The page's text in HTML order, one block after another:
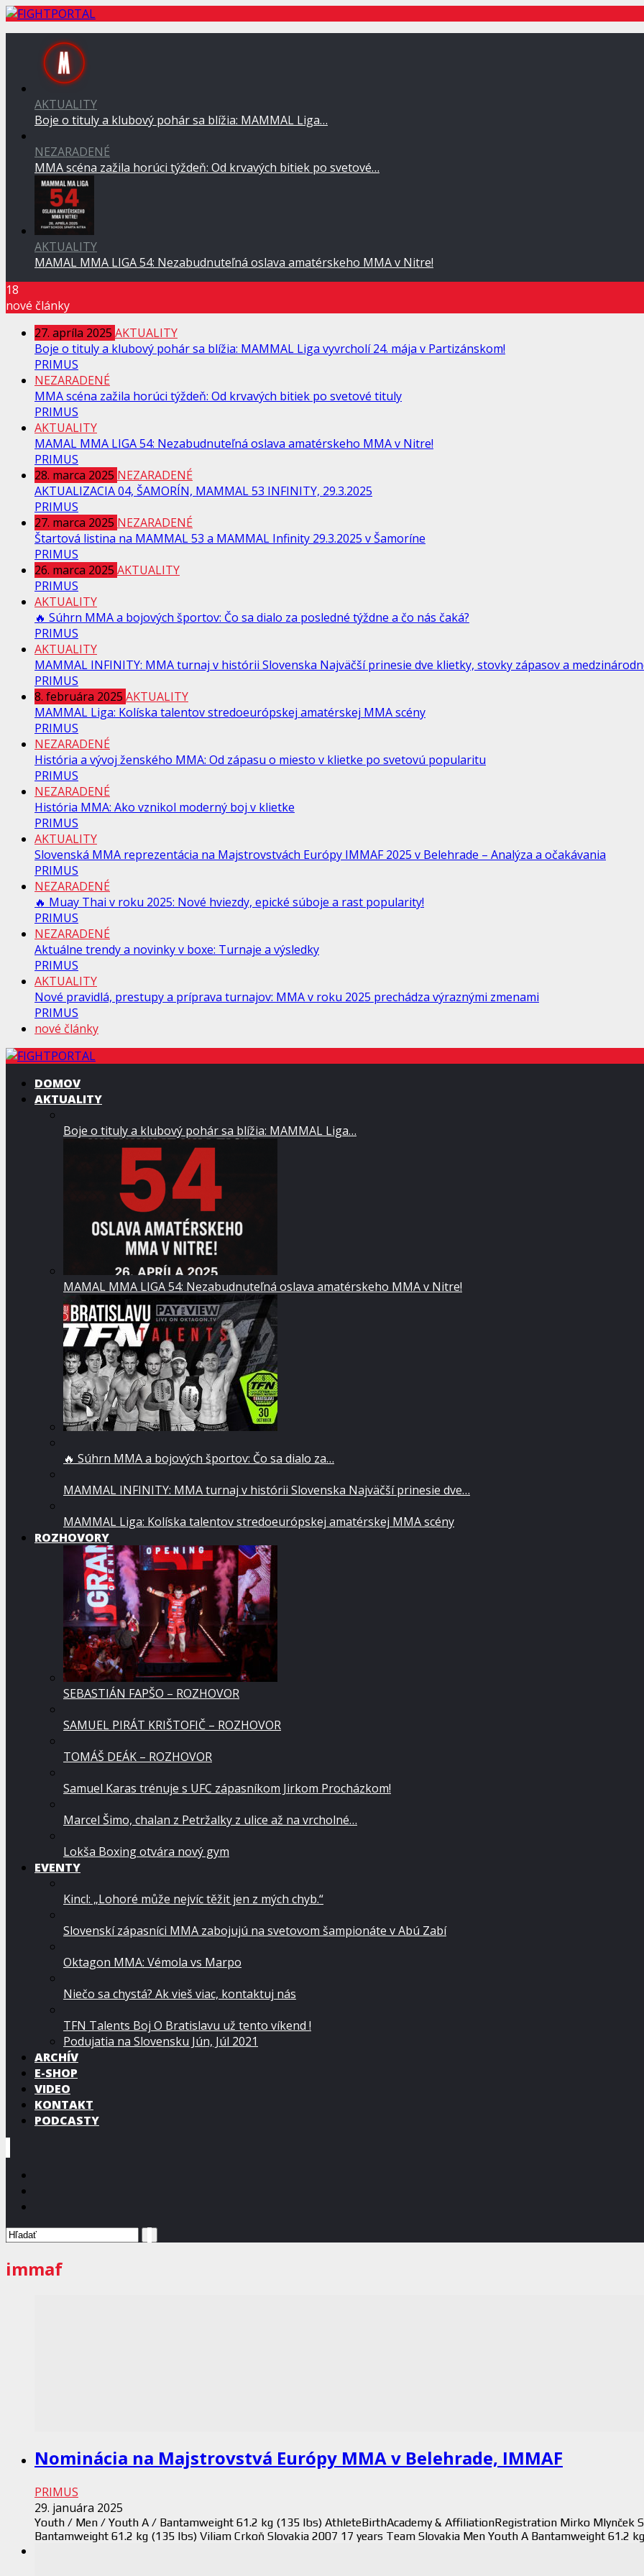
AKTUALITY
Boje o tituly a klubový pohár sa blížia: MAMMAL Liga…
NEZARADENÉ
MMA scéna zažila horúci týždeň: Od krvavých bitiek po svetové…
AKTUALITY
MAMAL MMA LIGA 54: Nezabudnuteľná oslava amatérskeho MMA v Nitre!
18
nové články
27. apríla 2025 AKTUALITY
Boje o tituly a klubový pohár sa blížia: MAMMAL Liga vyvrcholí 24. mája v Partizánskom!
PRIMUS
NEZARADENÉ
MMA scéna zažila horúci týždeň: Od krvavých bitiek po svetové tituly
PRIMUS
AKTUALITY
MAMAL MMA LIGA 54: Nezabudnuteľná oslava amatérskeho MMA v Nitre!
PRIMUS
28. marca 2025 NEZARADENÉ
AKTUALIZACIA 04, ŠAMORÍN, MAMMAL 53 INFINITY, 29.3.2025
PRIMUS
27. marca 2025 NEZARADENÉ
Štartová listina na MAMMAL 53 a MAMMAL Infinity 29.3.2025 v Šamoríne
PRIMUS
26. marca 2025 AKTUALITY
PRIMUS
AKTUALITY
🔥 Súhrn MMA a bojových športov: Čo sa dialo za posledné týždne a čo nás čaká?
PRIMUS
AKTUALITY
MAMMAL INFINITY: MMA turnaj v histórii Slovenska Najväčší prinesie dve klietky, stovky zápasov a
PRIMUS
8. februára 2025 AKTUALITY
MAMMAL Liga: Kolíska talentov stredoeurópskej amatérskej MMA scény
PRIMUS
NEZARADENÉ
História a vývoj ženského MMA: Od zápasu o miesto v klietke po svetovú popularitu
PRIMUS
NEZARADENÉ
História MMA: Ako vznikol moderný boj v klietke
PRIMUS
AKTUALITY
Slovenská MMA reprezentácia na Majstrovstvách Európy IMMAF 2025 v Belehrade – Analýza a očakávania
PRIMUS
NEZARADENÉ
🔥 Muay Thai v roku 2025: Nové hviezdy, epické súboje a rast popularity!
PRIMUS
NEZARADENÉ
Aktuálne trendy a novinky v boxe: Turnaje a výsledky
PRIMUS
AKTUALITY
Nové pravidlá, prestupy a príprava turnajov: MMA v roku 2025 prechádza výraznými zmenami
PRIMUS
nové články
DOMOV
AKTUALITY
Boje o tituly a klubový pohár sa blížia: MAMMAL Liga…
MAMAL MMA LIGA 54: Nezabudnuteľná oslava amatérskeho MMA v Nitre!
🔥 Súhrn MMA a bojových športov: Čo sa dialo za…
MAMMAL INFINITY: MMA turnaj v histórii Slovenska Najväčší prinesie dve…
MAMMAL Liga: Kolíska talentov stredoeurópskej amatérskej MMA scény
ROZHOVORY
SEBASTIÁN FAPŠO – ROZHOVOR
SAMUEL PIRÁT KRIŠTOFIČ – ROZHOVOR
TOMÁŠ DEÁK – ROZHOVOR
Samuel Karas trénuje s UFC zápasníkom Jirkom Procházkom!
Marcel Šimo, chalan z Petržalky z ulice až na vrcholné…
Lokša Boxing otvára nový gym
EVENTY
Kincl: „Lohoré může nejvíc těžit jen z mých chyb.“
Slovenskí zápasníci MMA zabojujú na svetovom šampionáte v Abú Zabí
Oktagon MMA: Vémola vs Marpo
Niečo sa chystá? Ak vieš viac, kontaktuj nás
TFN Talents Boj O Bratislavu už tento víkend !
Podujatia na Slovensku Jún, Júl 2021
ARCHÍV
E-SHOP
VIDEO
KONTAKT
PODCASTY
immaf
Nominácia na Majstrovstvá Európy MMA v Belehrade, IMMAF
PRIMUS
29. januára 2025
Youth / Men / Youth A / Bantamweight 61.2 kg (135 lbs) AthleteBirthAcademy & AffiliationRegistration Mirko Mlynček
Bantamweight 61.2 kg (135 lbs) Viliam Crkoň Slovakia 2007 17 years Team Slovakia Men Youth A Bantamweight 61.2